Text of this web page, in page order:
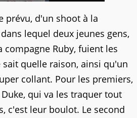
prévu, d'un shoot à la
lequel deux jeunes gens,
compagne Ruby, fuient les
quelle raison, ainsi qu'un
collant. Pour les premiers,
qui va les traquer tout
c'est leur boulot. Le second